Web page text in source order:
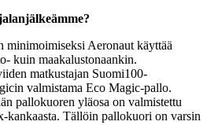
minimoimiseksi Aeronaut käyttää
kuin maakalustonaankin.
matkustajan Suomi100-
valmistama Eco Magic-pallo.
pallokuoren yläosa on valmistettu
kankaasta. Tällöin pallokuori on varsin